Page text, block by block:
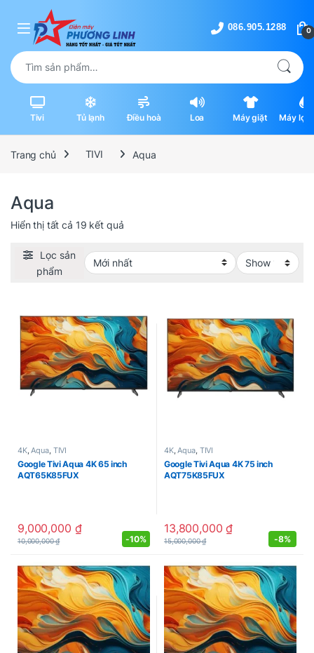
Skip to navigation
Skip to content
0
Tìm kiếm:
Tivi Tủ lạnh Điều hoà Loa Máy giặt
Máy lọc
Trang chủ TIVI Aqua
Aqua
Hiển thị tất cả 19 kết quảĐược sắp xếp theo mới nhất
Lọc sản
phẩm
4K,Aqua, TIVI
Google Tivi Aqua 4K 65 inch
AQT65K85FUX
9,000,000 ₫
10,000,000₫ -10%
4K,Aqua, TIVI
Google Tivi Aqua 4K 75 inch
AQT75K85FUX
13,800,000₫
15,000,000₫ -8%